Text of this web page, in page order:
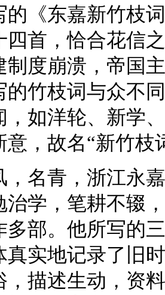
的《东嘉新竹枝
四首，恰合花信
制度崩溃，帝国
的竹枝词与众不
，如洋轮、新学
意，故名“新竹枝
青，浙江永嘉
治学，笔耕不辍
多部。他所写的
真实地记录了旧
，描述生动，资